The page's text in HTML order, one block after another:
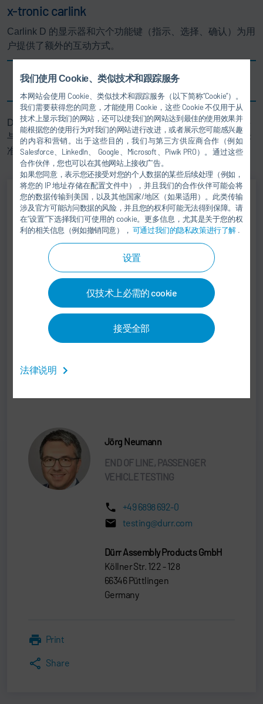
我们使用 Cookie、类似技术和跟踪服务
本网站会使用 Cookie、类似技术和跟踪服务（以下简称“Cookie”）。
我们需要获得您的同意，才能使用 Cookie，这些 Cookie 不仅用于从
技术上显示我们的网站，还可以使我们的网站达到最佳的使用效果并
能根据您的使用行为对我们的网站进行改进，或者展示您可能感兴趣
的内容和营销。出于这些目的，我们与第三方供应商合作（例如
Salesforce、LinkedIn、 Google、Microsoft、Piwik PRO）。通过这些
合作伙伴，您也可以在其他网站上接收广告。
如果您同意，表示您还接受对您的个人数据的某些后续处理（例如，
将您的 IP 地址存储在配置文件中），并且我们的合作伙伴可能会将
您的数据传输到美国，以及其他国家/地区（如果适用）。此类传输
涉及官方可能访问数据的风险，并且您的权利可能无法得到保障。请
在“设置”下选择我们可使用的 cookie。更多信息，尤其是关于您的权
利的相关信息（例如撤销同意）， 可通过我们的隐私政策进行了解 .
设置
仅技术上必需的 cookie
接受全部
法律说明
x-tronic carlink
Carlink D 的显示器和六个功能键（指示、选择、确认）为用
户提供了额外的互动方式。
x-tronic carlink 应用
Dürr 利用新一代产品 x-tronic 以地方式组合自主开发的硬件
与软件，其可以用于任何应用情况和检测状况。在此使用标
准操作系统和自动化系统 x-line。
Jing Wu
SALES DIRECTOR
+86 21 66891305
jing.wu@durr.com
Schenck Shanghai Machinery
Corp. Ltd.
No.1111, Fengxiang Rd. Baoshan
Jörg Neumann
END OF LINE, PASSENGER
VEHICLE TESTING
+49 6898 692-0
testing@durr.com
Dürr Assembly Products GmbH
Köllner Str. 122 - 128
66346 Püttlingen
Germany
Print
Share